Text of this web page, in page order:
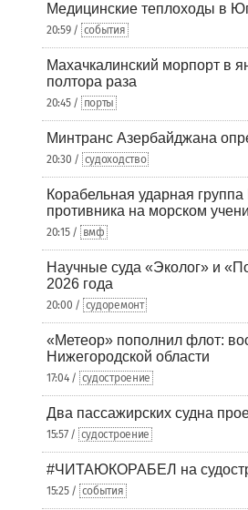
Медицинские теплоходы в
20:59 / события
Махачкалинский морпорт в
полтора раза
20:45 / порты
Минтранс Азербайджана
20:30 / судоходство
Корабельная ударная
противника на морском
20:15 / вмф
Научные суда «Эколог» и
2026 года
20:00 / судоремонт
«Метеор» пополнил флот:
Нижегородской области
17:04 / судостроение
Два пассажирских судна
15:57 / судостроение
#ЧИТАЮКОРАБЕЛ на
15:25 / события